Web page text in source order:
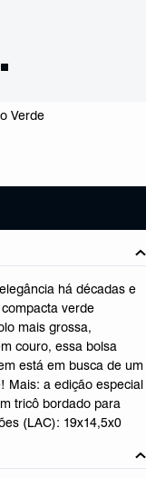
Verde
há décadas e
verde
mais grossa,
couro, essa bolsa
está em busca de um
Mais: a edição especial
tricô bordado para
(LAC): 19x14,5x0